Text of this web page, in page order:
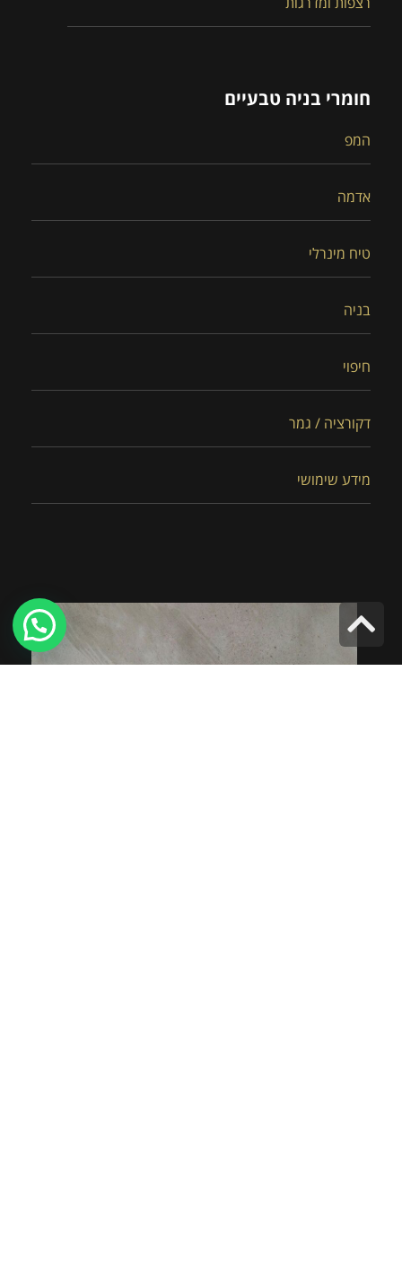
חומרי בניה טבעיים
המפ
אדמה
טיח מינרלי
בניה
חיפוי
דקורציה / גמר
מידע שימושי
גלילה
לראש